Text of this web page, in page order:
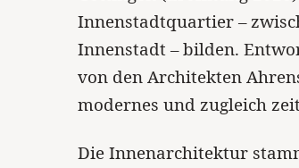
Innenstadtquartier –
Innenstadt – bilden.
von den Architekten
modernes und zugleich
Die Innenarchitektur